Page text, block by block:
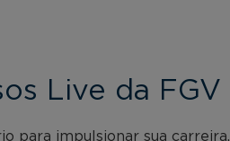
Live da FGV
para impulsionar sua carreira.